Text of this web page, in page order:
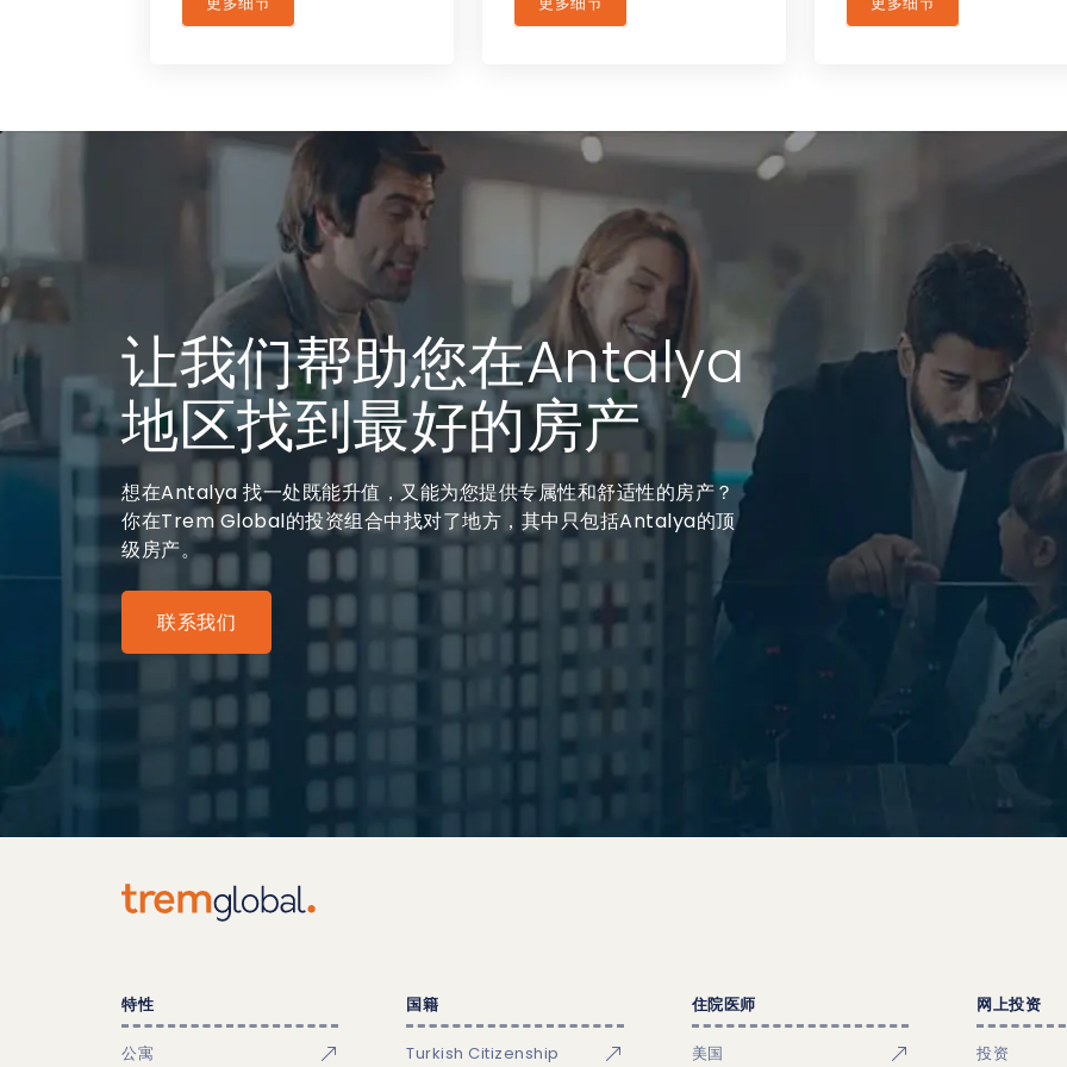
让我们帮助您在Antalya
地区找到最好的房产
想在Antalya 找一处既能升值，又能为您提供专属性和舒适性的房产？
你在Trem Global的投资组合中找对了地方，其中只包括Antalya的顶
级房产。
联系我们
特性
公寓
国籍
Turkish Citizenship
住院医师
美国
网上投资
投资